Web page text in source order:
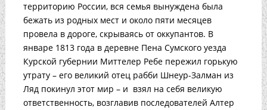
территорию России, вся семья вынуждена была
бежать из родных мест и около пяти месяцев
провела в дороге, скрываясь от оккупантов. В
январе 1813 года в деревне Пена Сумского уезда
Курской губернии Миттелер Ребе пережил горькую
утрату – его великий отец рабби Шнеур-Залман из
Ляд покинул этот мир – и взял на себя великую
ответственность, возглавив последователей Алтер